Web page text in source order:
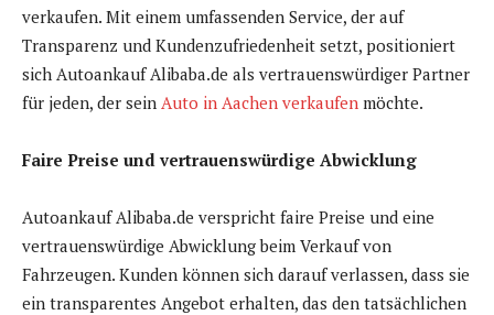
verkaufen. Mit einem umfassenden Service, der auf
Transparenz und Kundenzufriedenheit setzt, positioniert
sich Autoankauf Alibaba.de als vertrauenswürdiger Partner
für jeden, der sein Auto in Aachen verkaufen möchte.
Faire Preise und vertrauenswürdige Abwicklung
Autoankauf Alibaba.de verspricht faire Preise und eine
vertrauenswürdige Abwicklung beim Verkauf von
Fahrzeugen. Kunden können sich darauf verlassen, dass sie
ein transparentes Angebot erhalten, das den tatsächlichen